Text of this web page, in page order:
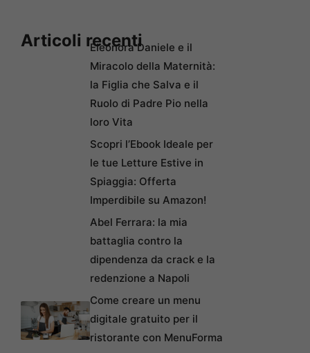
Articoli recentiEleonora Daniele e il
Miracolo della Maternità:
la Figlia che Salva e il
Ruolo di Padre Pio nella
loro Vita
Scopri l’Ebook Ideale per
le tue Letture Estive in
Spiaggia: Offerta
Imperdibile su Amazon!
Abel Ferrara: la mia
battaglia contro la
dipendenza da crack e la
redenzione a Napoli
Come creare un menu
digitale gratuito per il
ristorante con MenuForma